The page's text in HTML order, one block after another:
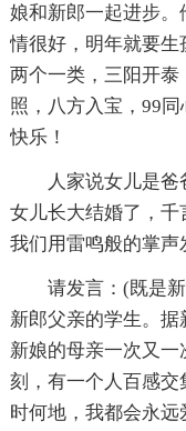
娘和新郎一起进步
情很好，明年就要生
两个一类，三阳开泰
照，八方入宝，99
快乐！
人家说女儿是
女儿长大结婚了，
我们用雷鸣般的掌声
请发言：(既是
新郎父亲的学生。据
新娘的母亲一次又
刻，有一个人百感
时何地，我都会永